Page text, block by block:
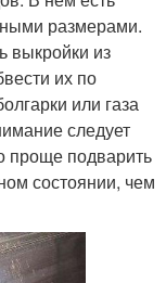
размерами.
выкройки из
их по
или газа
следует
проще подварить
состоянии, чем